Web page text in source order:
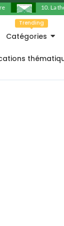
10. La
Catégories
Trending